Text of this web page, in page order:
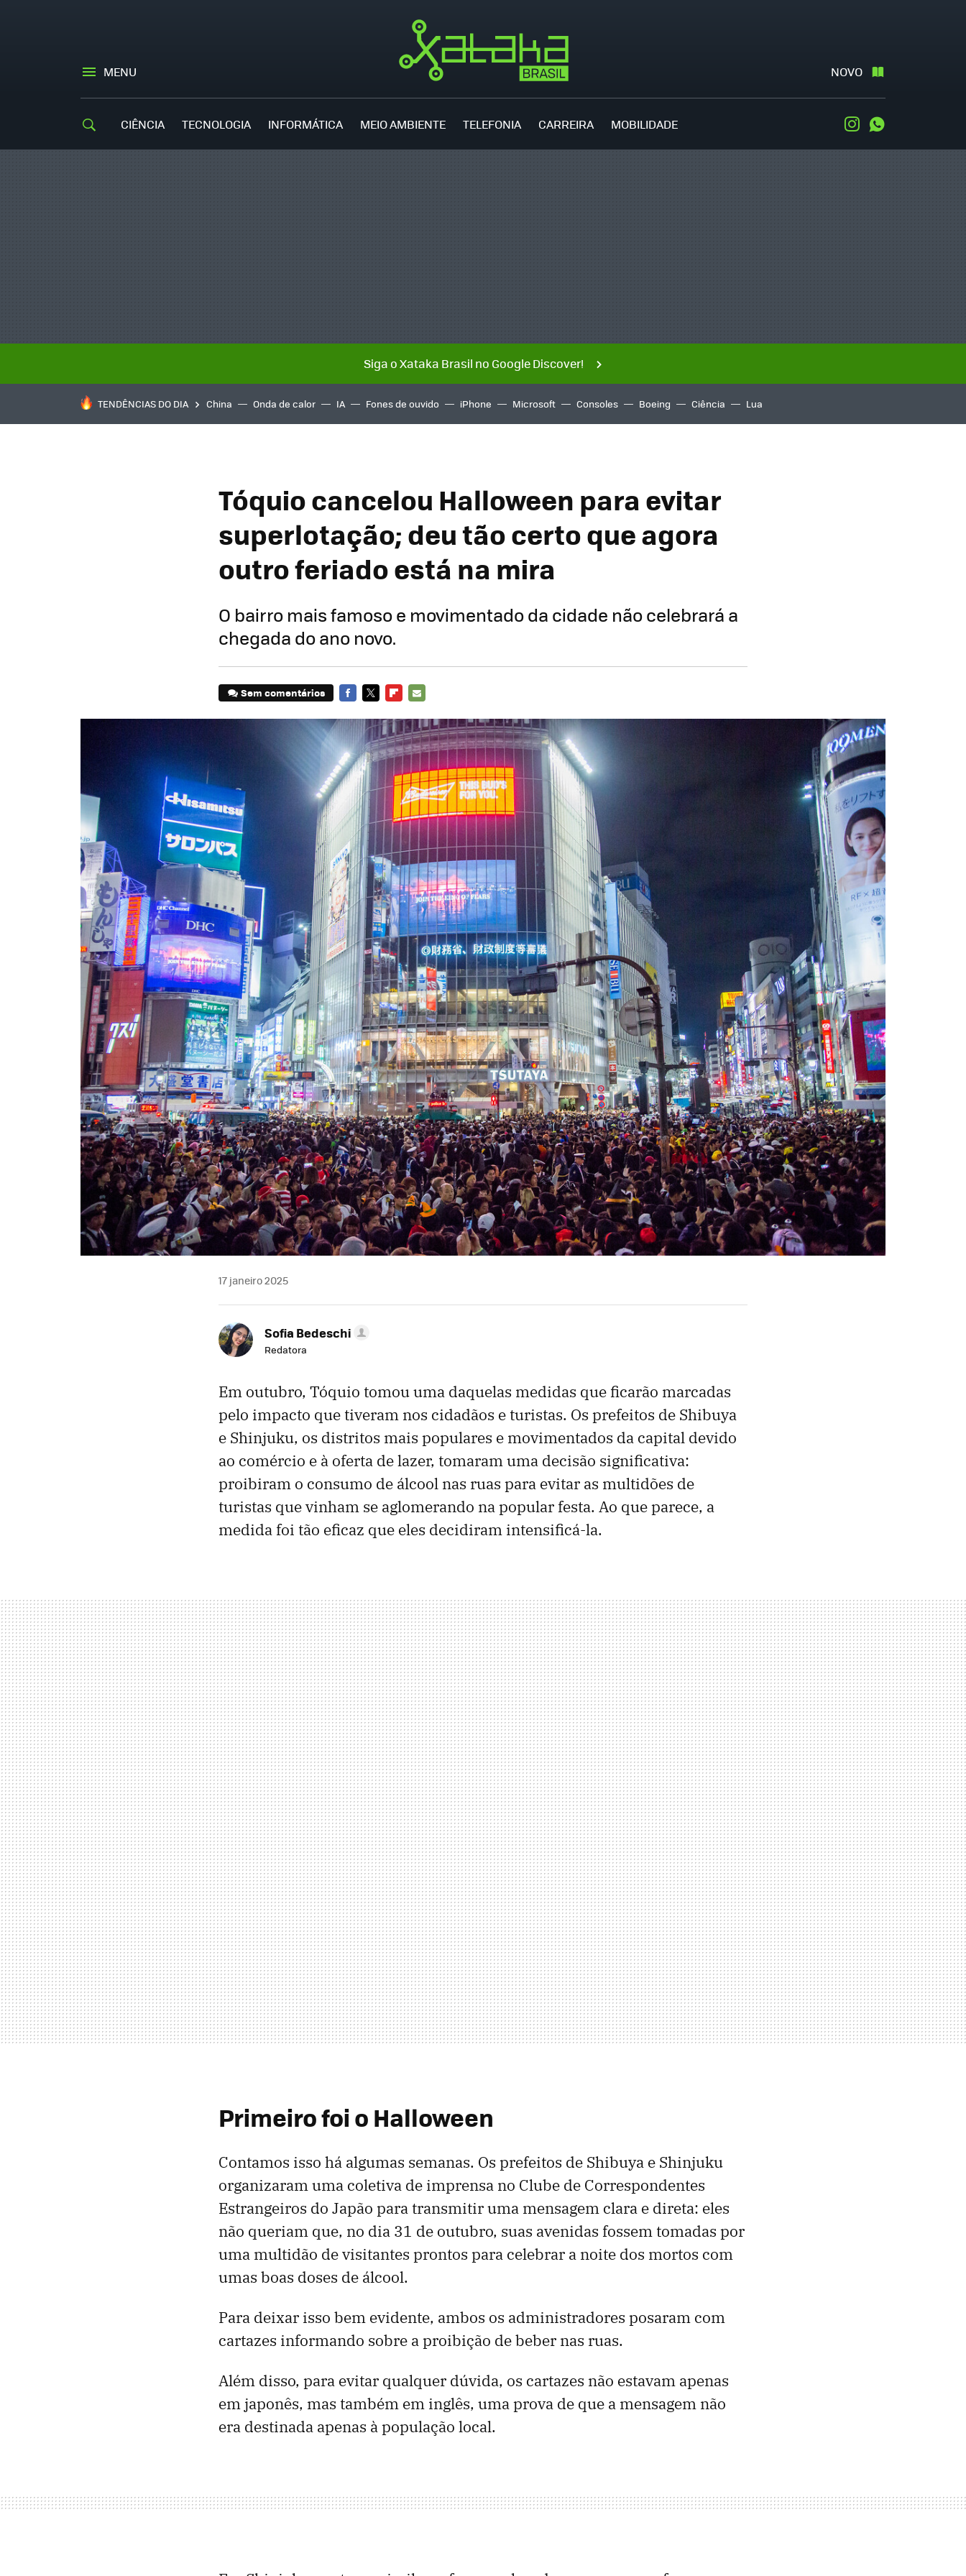
MENU NOVO
CIÊNCIA TECNOLOGIA INFORMÁTICA MEIO AMBIENTE TELEFONIA CARREIRA MOBILIDADE Instagram
Siga o Xataka Brasil no Google Discover!
TENDÊNCIAS DO DIA China Onda de calor IA Fones de ouvido iPhone Microsoft Consoles Boeing Ciência Lua
Tóquio cancelou Halloween para evitar
superlotação; deu tão certo que agora
outro feriado está na mira
O bairro mais famoso e movimentado da cidade não celebrará a
chegada do ano novo.
Sem comentários
MAIL
17 janeiro 2025
Sofia Bedeschi
Redatora
Em outubro, Tóquio tomou uma daquelas medidas que ficarão marcadas
pelo impacto que tiveram nos cidadãos e turistas. Os prefeitos de Shibuya
e Shinjuku, os distritos mais populares e movimentados da capital devido
ao comércio e à oferta de lazer, tomaram uma decisão significativa:
proibiram o consumo de álcool nas ruas para evitar as multidões de
turistas que vinham se aglomerando na popular festa. Ao que parece, a
medida foi tão eficaz que eles decidiram intensificá-la.
Primeiro foi o Halloween
Contamos isso há algumas semanas. Os prefeitos de Shibuya e Shinjuku
organizaram uma coletiva de imprensa no Clube de Correspondentes
Estrangeiros do Japão para transmitir uma mensagem clara e direta: eles
não queriam que, no dia 31 de outubro, suas avenidas fossem tomadas por
uma multidão de visitantes prontos para celebrar a noite dos mortos com
umas boas doses de álcool.
Para deixar isso bem evidente, ambos os administradores posaram com
cartazes informando sobre a proibição de beber nas ruas.
Além disso, para evitar qualquer dúvida, os cartazes não estavam apenas
em japonês, mas também em inglês, uma prova de que a mensagem não
era destinada apenas à população local.